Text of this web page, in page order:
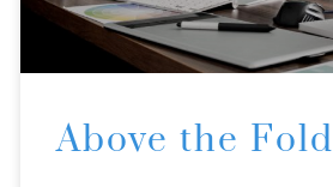
Above the Fold